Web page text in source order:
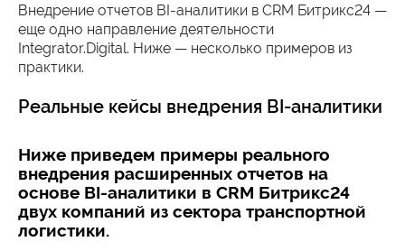
Внедрение отчетов BI-аналитики в CRM Битрикс24 —
еще одно направление деятельности
Integrator.Digital. Ниже — несколько примеров из
практики.
Реальные кейсы внедрения BI-аналитики
Ниже приведем примеры реального
внедрения расширенных отчетов на
основе BI-аналитики в CRM Битрикс24
двух компаний из сектора транспортной
логистики.